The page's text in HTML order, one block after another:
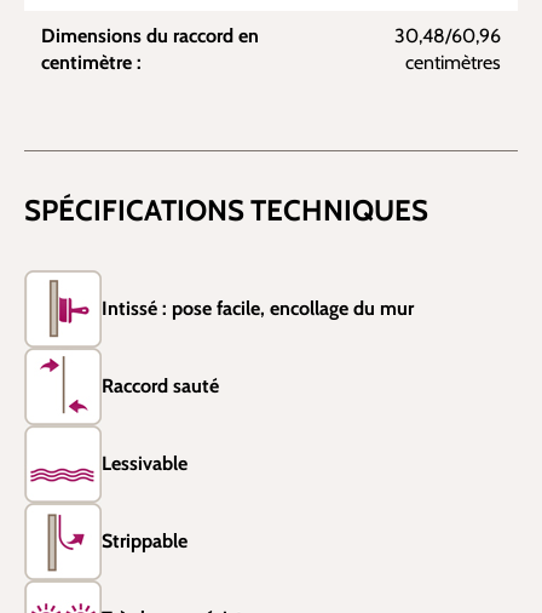
Dimensions du raccord en
centimètre :
30,48/60,96
centimètres
SPÉCIFICATIONS TECHNIQUES
Intissé : pose facile, encollage du mur
Raccord sauté
Lessivable
Strippable